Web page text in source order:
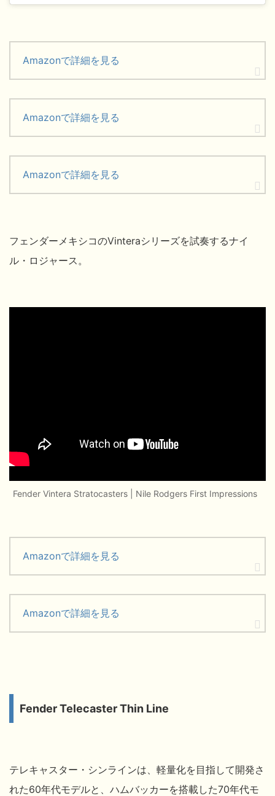
Amazonで詳細を見る
Amazonで詳細を見る
Amazonで詳細を見る
フェンダーメキシコのVinteraシリーズを試奏するナイ
ル・ロジャース。
Fender Vintera Stratocasters | Nile Rodgers First Impressions
Amazonで詳細を見る
Amazonで詳細を見る
Fender Telecaster Thin Line
テレキャスター・シンラインは、軽量化を目指して開発さ
れた60年代モデルと、ハムバッカーを搭載した70年代モ